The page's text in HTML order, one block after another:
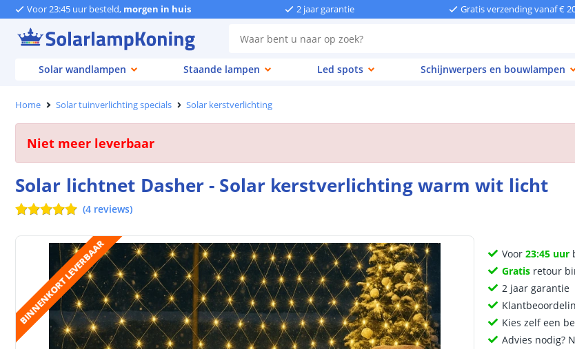
Voor 23:45 uur besteld, morgen in huis 2 jaar garantie Gratis verzending vanaf €
Solar wandlampen Staande lampen Led spots Schijnwerpers en bouwlampen
Home Solar tuinverlichting specials Solar kerstverlichting
Niet meer leverbaar
Solar lichtnet Dasher - Solar kerstverlichting warm wit licht
(4 reviews)
BINNENKORT LEVERBAAR Voor23:45 uur
Gratis retour
2 jaar garantie
Kies zelf een
Advies nodig?